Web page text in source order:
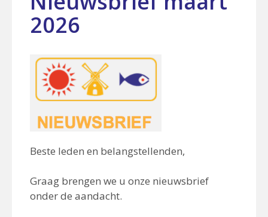
2026
Beste leden en belangstellenden,
Graag brengen we u onze nieuwsbrief
onder de aandacht.